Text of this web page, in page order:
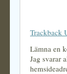
Trackback
Lämna en
Jag svarar